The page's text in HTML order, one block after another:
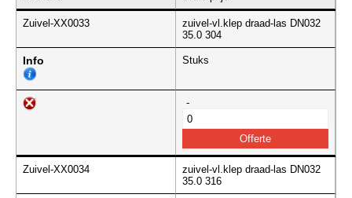
Zuivel-XX0033
zuivel-vl.klep draad-las DN032
35.0 304
Info Stuks
-
Zuivel-XX0034
zuivel-vl.klep draad-las DN032
35.0 316